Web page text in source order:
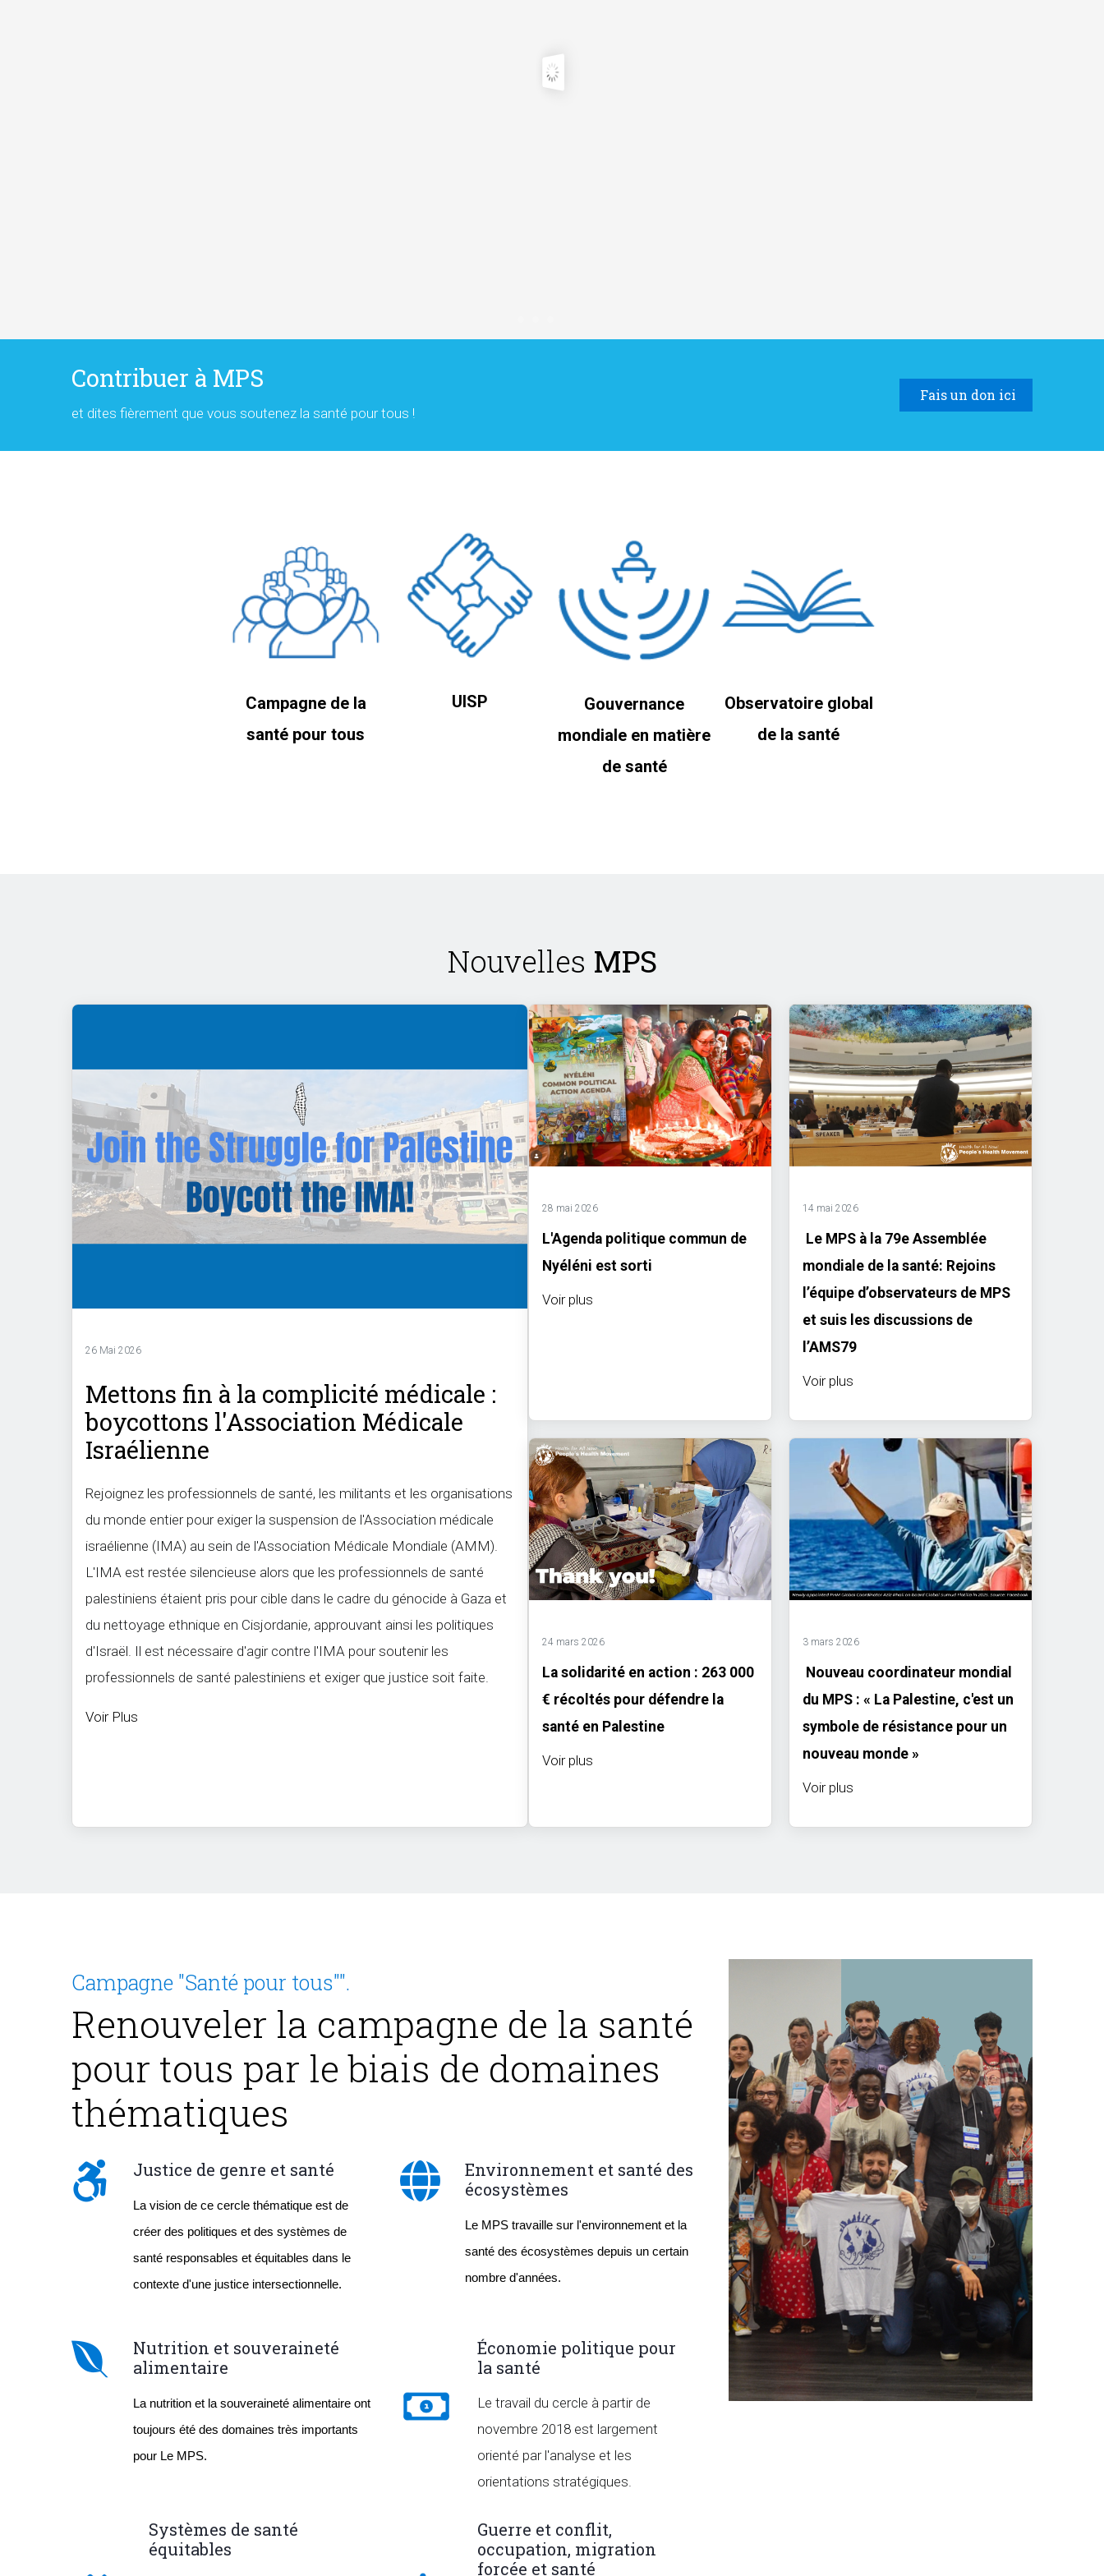
Contribuer à MPS
et dites fièrement que vous soutenez la santé pour tous !
Fais un don ici
Campagne de la
santé pour tous
UISP
Gouvernance
mondiale en matière
de santé
Observatoire global
de la santé
Nouvelles MPS
26 Mai 2026
Mettons fin à la complicité médicale :
boycottons l'Association Médicale
Israélienne
Rejoignez les professionnels de santé, les militants et les organisations
du monde entier pour exiger la suspension de l'Association médicale
israélienne (IMA) au sein de l'Association Médicale Mondiale (AMM).
L'IMA est restée silencieuse alors que les professionnels de santé
palestiniens étaient pris pour cible dans le cadre du génocide à Gaza et
du nettoyage ethnique en Cisjordanie, approuvant ainsi les politiques
d'Israël. Il est nécessaire d'agir contre l'IMA pour soutenir les
professionnels de santé palestiniens et exiger que justice soit faite.
Voir Plus
28 mai 2026
L'Agenda politique commun de
Nyéléni est sorti
Voir plus
14 mai 2026
Le MPS à la 79e Assemblée
mondiale de la santé: Rejoins
l’équipe d’observateurs de MPS
et suis les discussions de
l’AMS79
Voir plus
24 mars 2026
La solidarité en action : 263 000
€ récoltés pour défendre la
santé en Palestine
Voir plus
3 mars 2026
Nouveau coordinateur mondial
du MPS : « La Palestine, c'est un
symbole de résistance pour un
nouveau monde »
Voir plus
Campagne "Santé pour tous"".
Renouveler la campagne de la santé
pour tous par le biais de domaines
thématiques
Justice de genre et santé
La vision de ce cercle thématique est de
créer des politiques et des systèmes de
santé responsables et équitables dans le
contexte d'une justice intersectionnelle.
Environnement et santé des
écosystèmes
Le MPS travaille sur l'environnement et la
santé des écosystèmes depuis un certain
nombre d'années.
Nutrition et souveraineté
alimentaire
La nutrition et la souveraineté alimentaire ont
toujours été des domaines très importants
pour Le MPS.
Économie politique pour
la santé
Le travail du cercle à partir de
novembre 2018 est largement
orienté par l'analyse et les
orientations stratégiques.
Systèmes de santé
équitables
Guerre et conflit,
occupation, migration
forcée et santé